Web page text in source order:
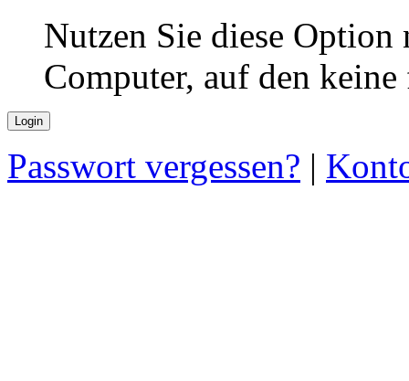
Nutzen Sie diese
Computer, auf den
Passwort vergessen? |